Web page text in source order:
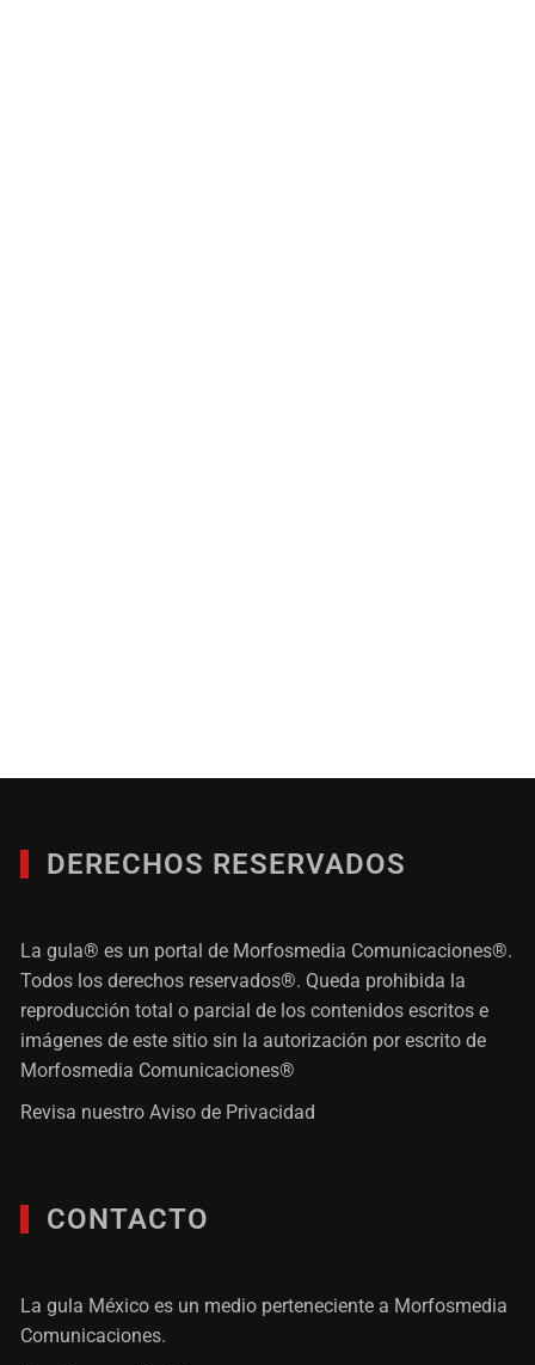
DERECHOS RESERVADOS
La gula® es un portal de Morfosmedia Comunicaciones®.
Todos los derechos reservados®. Queda prohibida la
reproducción total o parcial de los contenidos escritos e
imágenes de este sitio sin la autorización por escrito de
Morfosmedia Comunicaciones®
Revisa nuestroAviso de Privacidad
CONTACTO
La gula México es un medio perteneciente a Morfosmedia
Comunicaciones.